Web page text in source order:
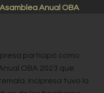
Anual OBA
participó como
OBA 2023 que
Incipresa tuvo la